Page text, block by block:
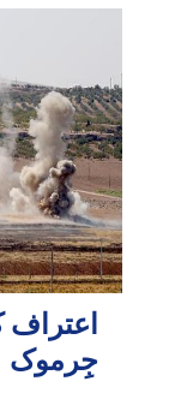
اعتراف
جِرموک